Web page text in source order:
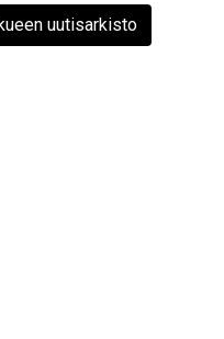
uutisarkisto